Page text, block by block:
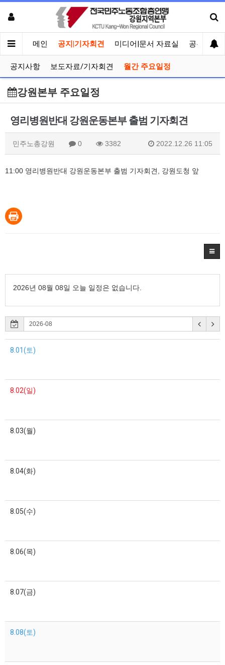
메인 공지|기자회견 미디어|문서 자료실 공유게시
공지사항 보도자료/기자회견 월간 주요일정
강원본부 주요일정
영리병원반대 강원운동본부 출범 기자회견
민주노총강원 0 3382 2022.12.26 11:05
11:00 영리병원반대 강원운동본부 출범 기자회견, 강원도청 앞
2026년 08월 08일 오늘 일정은 없습니다.
8.01(토)
8.02(일)
8.03(월)
8.04(화)
8.05(수)
8.06(목)
8.07(금)
8.08(토)